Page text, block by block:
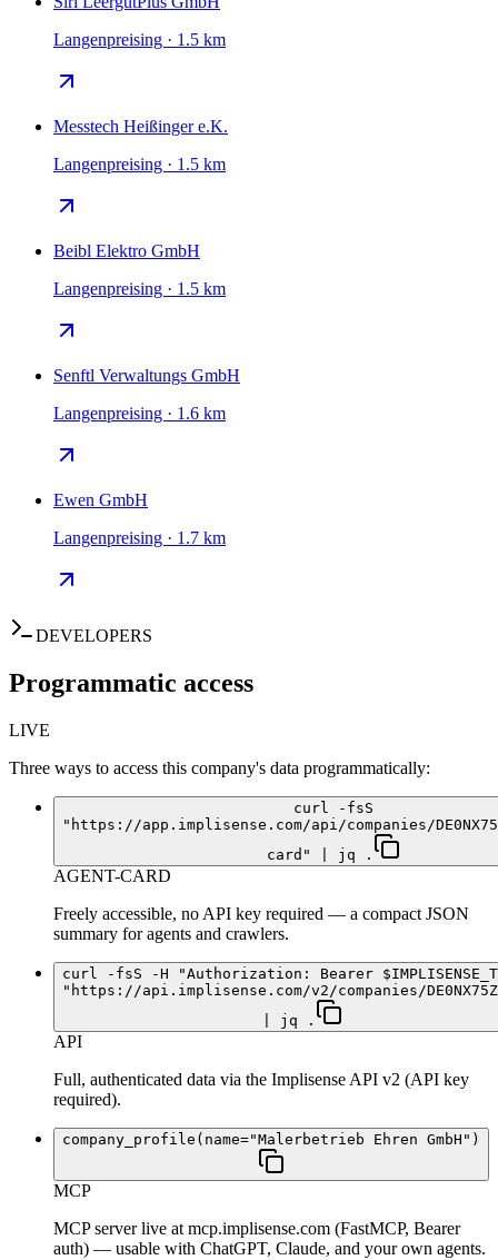
Langenpreising · 1.5 km
Messtech Heißinger e.K.
Langenpreising · 1.5 km
Beibl Elektro GmbH
Langenpreising · 1.5 km
Senftl Verwaltungs GmbH
Langenpreising · 1.6 km
Ewen GmbH
Langenpreising · 1.7 km
DEVELOPERS
Programmatic access
LIVE
Three ways to access this company's data programmatically:
curl -fsS
"https://app.implisense.com/api/companies/
card" | jq .
AGENT-CARD
Freely accessible, no API key required — a compact JSON
summary for agents and crawlers.
curl -fsS -H "Authorization: Bearer
"https://api.implisense.com/v2/companies/
| jq .
API
Full, authenticated data via the Implisense API v2 (API key
required).
company_profile(name="Malerbetrieb Ehren GmbH")
MCP
MCP server live at mcp.implisense.com (FastMCP, Bearer
auth) — usable with ChatGPT, Claude, and your own agents.